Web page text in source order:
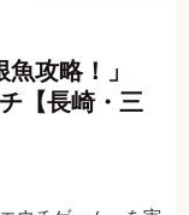
攻略！」
【長崎・三